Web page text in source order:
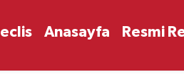
Anasayfa Resmi